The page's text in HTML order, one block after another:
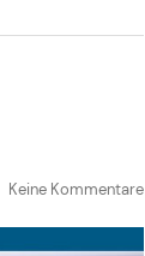
Keine Kommentare